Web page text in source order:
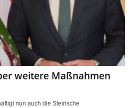
weitere Maßnahmen
nun auch die Steirische